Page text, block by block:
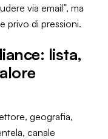
via email”, ma
privo di pressioni.
lista,
geografia,
canale